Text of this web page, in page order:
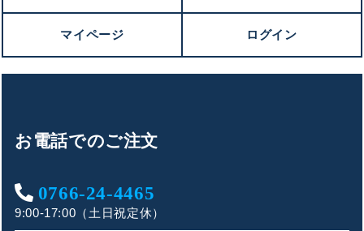
マイページ ログイン
お電話でのご注文
0766-24-4465
9:00-17:00（土日祝定休）